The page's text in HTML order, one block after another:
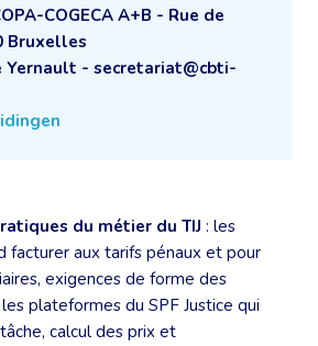
COGECA A+B - Rue de
Bruxelles
Yernault - secretariat@cbti-
du métier du TIJ : les
facturer aux tarifs pénaux et pour
exigences de forme des
plateformes du SPF Justice qui
calcul des prix et